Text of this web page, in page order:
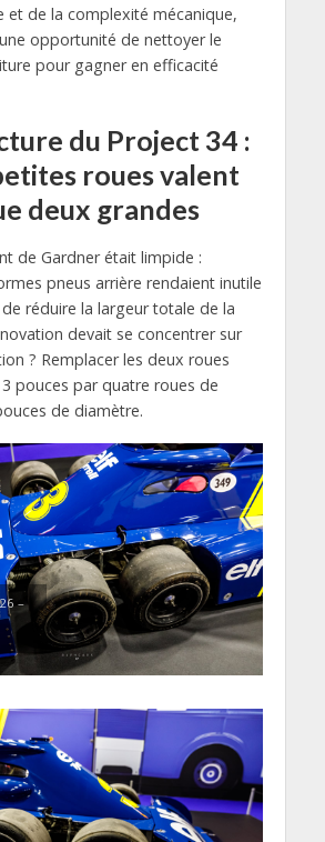
et de la complexité mécanique,
opportunité de nettoyer le
pour gagner en efficacité
du Project 34 :
roues valent
deux grandes
de Gardner était limpide :
pneus arrière rendaient inutile
réduire la largeur totale de la
devait se concentrer sur
? Remplacer les deux roues
pouces par quatre roues de
de diamètre.
–